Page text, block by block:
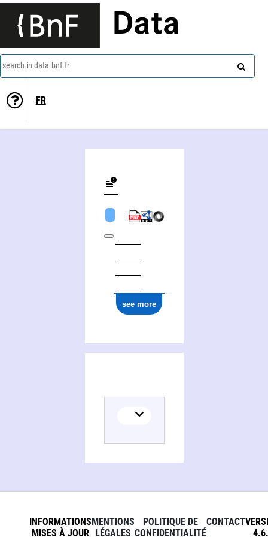
Data
search in data.bnf.fr
FR
see more
INFORMATIONS
MISES À JOUR
MENTIONS
LÉGALES
POLITIQUE DE
CONFIDENTIALITÉ
CONTACT